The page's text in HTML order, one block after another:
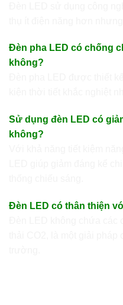
Đèn pha LED có chống
không?
Sử dụng đèn LED có
không?
Đèn LED có thân thiện